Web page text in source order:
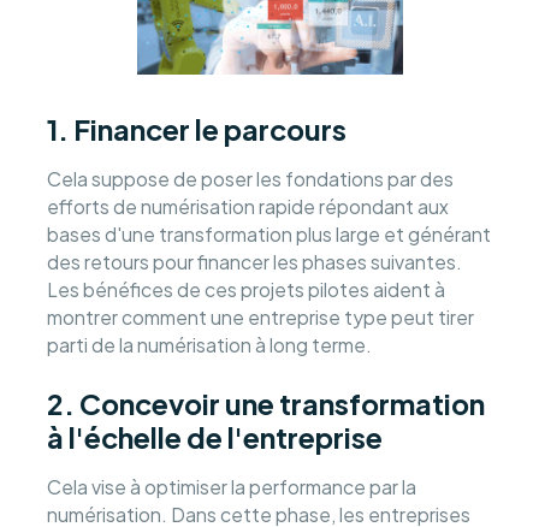
1. Financer le parcours
Cela suppose de poser les fondations par des
efforts de numérisation rapide répondant aux
bases d'une transformation plus large et générant
des retours pour financer les phases suivantes.
Les bénéfices de ces projets pilotes aident à
montrer comment une entreprise type peut tirer
parti de la numérisation à long terme.
2. Concevoir une transformation
à l'échelle de l'entreprise
Cela vise à optimiser la performance par la
numérisation. Dans cette phase, les entreprises